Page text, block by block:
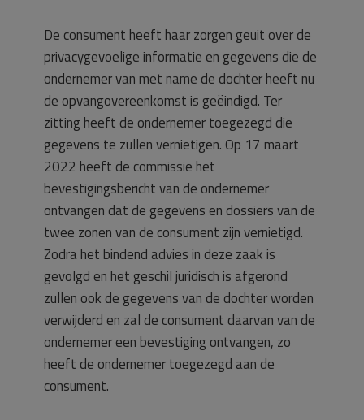
De consument heeft haar zorgen geuit over de
privacygevoelige informatie en gegevens die de
ondernemer van met name de dochter heeft nu
de opvangovereenkomst is geëindigd. Ter
zitting heeft de ondernemer toegezegd die
gegevens te zullen vernietigen. Op 17 maart
2022 heeft de commissie het
bevestigingsbericht van de ondernemer
ontvangen dat de gegevens en dossiers van de
twee zonen van de consument zijn vernietigd.
Zodra het bindend advies in deze zaak is
gevolgd en het geschil juridisch is afgerond
zullen ook de gegevens van de dochter worden
verwijderd en zal de consument daarvan van de
ondernemer een bevestiging ontvangen, zo
heeft de ondernemer toegezegd aan de
consument.